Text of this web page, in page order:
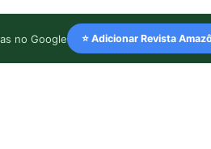
no Google ⭐ Adicionar Revista